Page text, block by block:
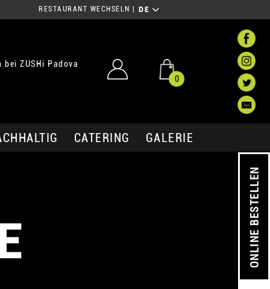
RESTAURANT WECHSELN DE
bei ZUSHi Padova
0
CATERING GALERIE
ONLINE BESTELLEN